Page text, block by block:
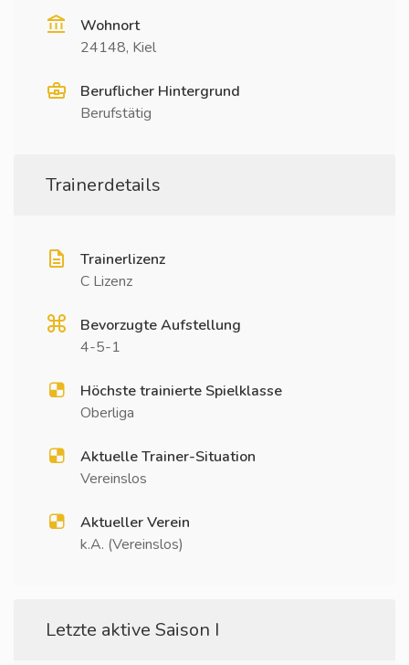
Wohnort
24148, Kiel
Beruflicher Hintergrund
Berufstätig
Trainerdetails
Trainerlizenz
C Lizenz
Bevorzugte Aufstellung
4-5-1
Höchste trainierte Spielklasse
Oberliga
Aktuelle Trainer-Situation
Vereinslos
Aktueller Verein
k.A. (Vereinslos)
Letzte aktive Saison I